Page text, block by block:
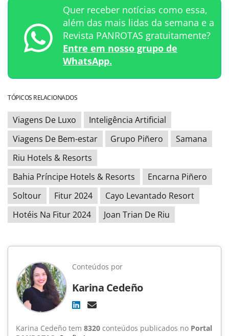
Quer receber notícias como essa,
além das mais lidas da semana e a
Revista PANROTAS gratuitamente?
Entre em nosso grupo de
WhatsApp.
TÓPICOS RELACIONADOS
Viagens De Luxo
Inteligência Artificial
Viagens De Bem-estar
Grupo Piñero
Samana
Riu Hotels & Resorts
Bahia Príncipe Hotels & Resorts
Encarna Piñero
Soltour
Fitur 2024
Cayo Levantado Resort
Hotéis Na Fitur 2024
Joan Trian De Riu
Conteúdos por
Karina Cedeño
Karina Cedeño tem 8320 conteúdos publicados no Portal